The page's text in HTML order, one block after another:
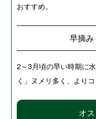
おすすめ。
早摘み
2～3月頃の早い時期に
く」ヌメリ多く、より
オ